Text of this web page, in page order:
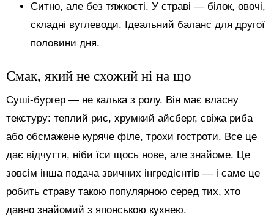
Ситно, але без тяжкості. У страві — білок, овочі,
складні вуглеводи. Ідеальний баланс для другої
половини дня.
Смак, який не схожий ні на що
Суші-бургер — не калька з ролу. Він має власну
текстуру: теплий рис, хрумкий айсберг, свіжа риба
або обсмажене куряче філе, трохи гостроти. Все це
дає відчуття, ніби їси щось нове, але знайоме. Це
зовсім інша подача звичних інгредієнтів — і саме це
робить страву такою популярною серед тих, хто
давно знайомий з японською кухнею.